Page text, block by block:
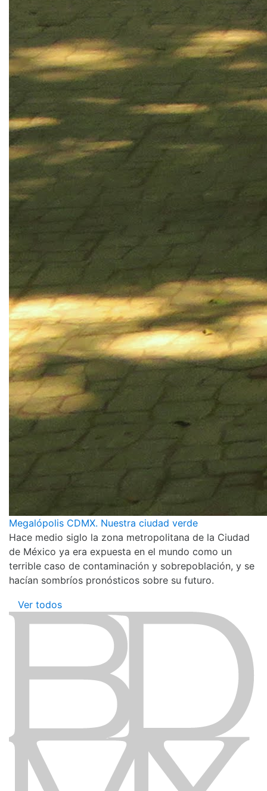
Megalópolis CDMX. Nuestra ciudad verde
Hace medio siglo la zona metropolitana de la Ciudad
de México ya era expuesta en el mundo como un
terrible caso de contaminación y sobrepoblación, y se
hacían sombríos pronósticos sobre su futuro.
Ver todos